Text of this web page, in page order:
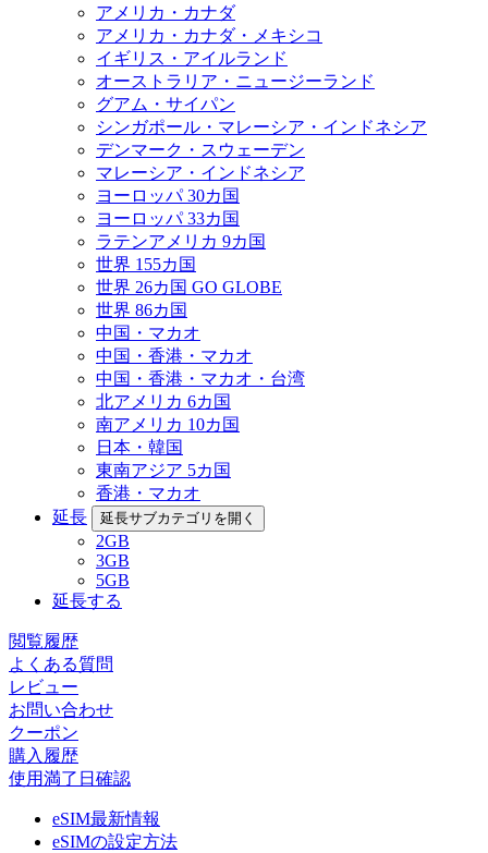
アメリカ・カナダ
アメリカ・カナダ・メキシコ
イギリス・アイルランド
オーストラリア・ニュージーランド
グアム・サイパン
シンガポール・マレーシア・インドネシア
デンマーク・スウェーデン
マレーシア・インドネシア
ヨーロッパ 30カ国
ヨーロッパ 33カ国
ラテンアメリカ 9カ国
世界 155カ国
世界 26カ国 GO GLOBE
世界 86カ国
中国・マカオ
中国・香港・マカオ
中国・香港・マカオ・台湾
北アメリカ 6カ国
南アメリカ 10カ国
日本・韓国
東南アジア 5カ国
香港・マカオ
延長
延長サブカテゴリを開く
2GB
3GB
5GB
延長する
閲覧履歴
よくある質問
レビュー
お問い合わせ
クーポン
購入履歴
使用満了日確認
eSIM最新情報
eSIMの設定方法